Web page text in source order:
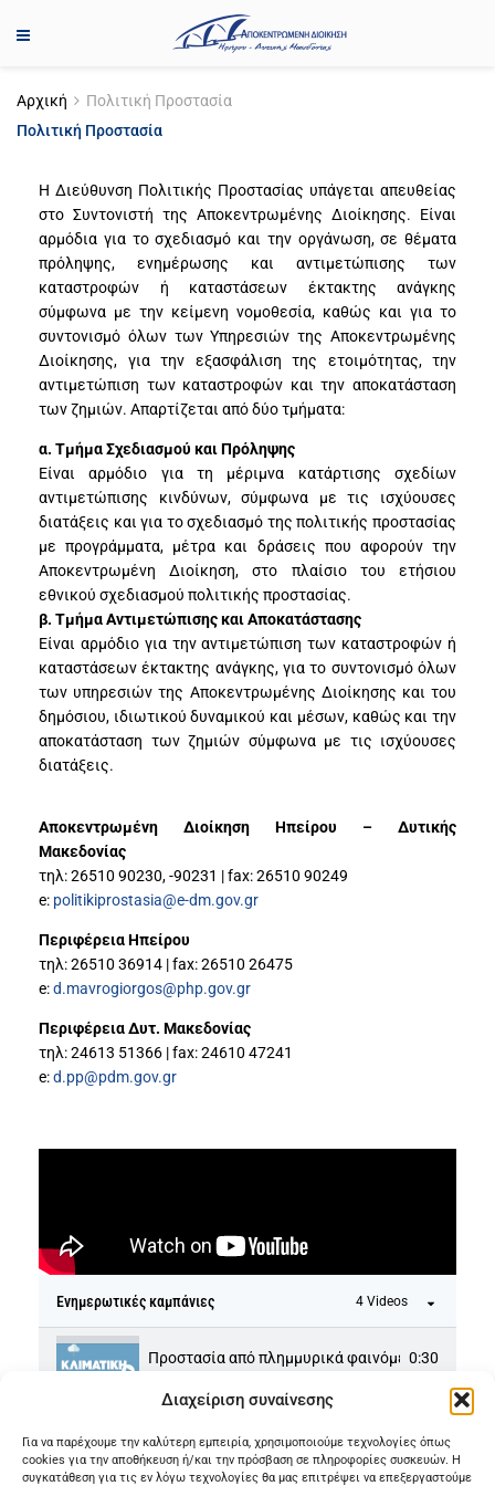
Διαχείριση συναίνεσης
Για να παρέχουμε την καλύτερη εμπειρία, χρησιμοποιούμε τεχνολογίες όπως
cookies για την αποθήκευση ή/και την πρόσβαση σε πληροφορίες συσκευών. Η
συγκατάθεση για τις εν λόγω τεχνολογίες θα μας επιτρέψει να επεξεργαστούμε
Αρχική
Πολιτική Προστασία
Πολιτική Προστασία
Η Διεύθυνση Πολιτικής Προστασίας υπάγεται απευθείας
στο Συντονιστή της Αποκεντρωμένης Διοίκησης. Είναι
αρμόδια για το σχεδιασμό και την οργάνωση, σε θέματα
πρόληψης, ενημέρωσης και αντιμετώπισης των
καταστροφών ή καταστάσεων έκτακτης ανάγκης
σύμφωνα με την κείμενη νομοθεσία, καθώς και για το
συντονισμό όλων των Υπηρεσιών της Αποκεντρωμένης
Διοίκησης, για την εξασφάλιση της ετοιμότητας, την
αντιμετώπιση των καταστροφών και την αποκατάσταση
των ζημιών. Απαρτίζεται από δύο τμήματα:
α. Τμήμα Σχεδιασμού και Πρόληψης
Είναι αρμόδιο για τη μέριμνα κατάρτισης σχεδίων
αντιμετώπισης κινδύνων, σύμφωνα με τις ισχύουσες
διατάξεις και για το σχεδιασμό της πολιτικής προστασίας
με προγράμματα, μέτρα και δράσεις που αφορούν την
Αποκεντρωμένη Διοίκηση, στο πλαίσιο του ετήσιου
εθνικού σχεδιασμού πολιτικής προστασίας.
β. Τμήμα Αντιμετώπισης και Αποκατάστασης
Είναι αρμόδιο για την αντιμετώπιση των καταστροφών ή
καταστάσεων έκτακτης ανάγκης, για το συντονισμό όλων
των υπηρεσιών της Αποκεντρωμένης Διοίκησης και του
δημόσιου, ιδιωτικού δυναμικού και μέσων, καθώς και την
αποκατάσταση των ζημιών σύμφωνα με τις ισχύουσες
διατάξεις.
Αποκεντρωμένη Διοίκηση Ηπείρου – Δυτικής
Μακεδονίας
τηλ: 26510 90230, -90231 | fax: 26510 90249
e: politikiprostasia@e-dm.gov.gr
Περιφέρεια Ηπείρου
τηλ: 26510 36914 | fax: 26510 26475
e:d.mavrogiorgos@php.gov.gr
Περιφέρεια Δυτ. Μακεδονίας
τηλ: 24613 51366 | fax: 24610 47241
e:d.pp@pdm.gov.gr
Ενημερωτικές καμπάνιες 4 Videos
Προστασία από πλημμυρικά φαινόμενα0:30
Προστασία σημαίνει πρόληψη | Πλημμύρες
0:32